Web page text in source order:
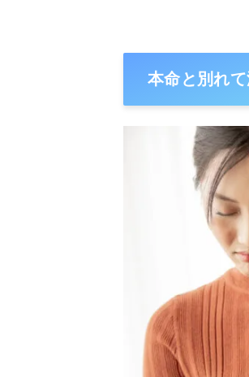
本命と別れ